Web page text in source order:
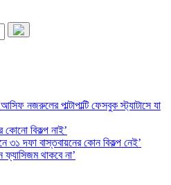
নজরুলের পাল্টাপাল্টি ফেসবুক স্ট্যাটাসে যা
কোনো বিকল্প নাই’
৩১ দফা বাস্তবায়নের কোন বিকল্প নেই’
ফ্যাসিজম থাকবে না’